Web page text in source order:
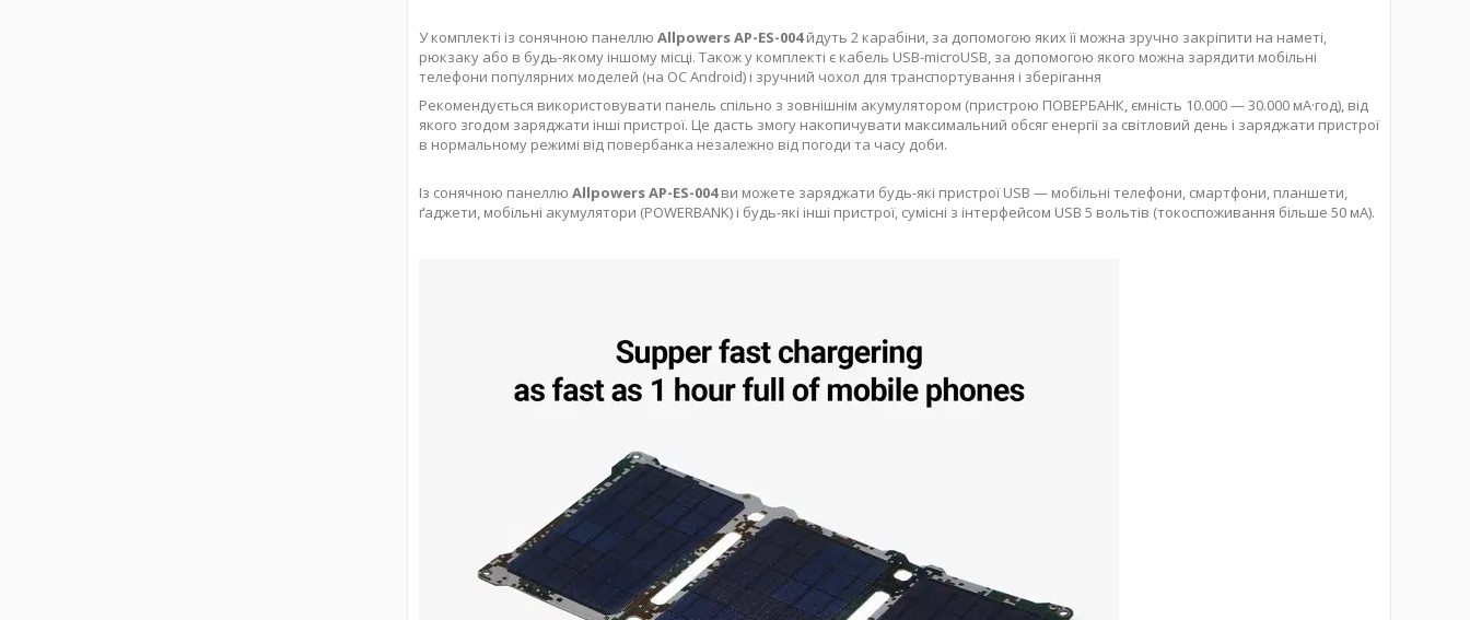
У комплекті із сонячною панеллю Allpowers AP-ES-004йдуть 2 карабіни, за допомогою яких її можна зручно закріпити на наметі,
рюкзаку або в будь-якому іншому місці. Також у комплекті є кабель USB-microUSB, за допомогою якого можна зарядити мобільні
телефони популярних моделей (на ОС Android) і зручний чохол для транспортування і зберігання
Рекомендується використовувати панель спільно з зовнішнім акумулятором (пристрою ПОВЕРБАНК, ємність 10.000 — 30.000 мА·год), від
якого згодом заряджати інші пристрої. Це дасть змогу накопичувати максимальний обсяг енергії за світловий день і заряджати пристрої
в нормальному режимі від повербанка незалежно від погоди та часу доби.
Із сонячною панеллю Allpowers AP-ES-004ви можете заряджати будь-які пристрої USB — мобільні телефони, смартфони, планшети,
ґаджети, мобільні акумулятори (POWERBANK) і будь-які інші пристрої, сумісні з інтерфейсом USB 5 вольтів (токоспоживання більше 50 мА).